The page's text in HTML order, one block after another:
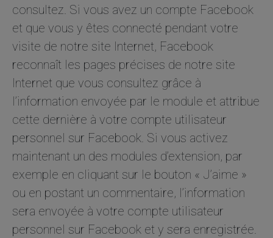
consultez. Si vous avez un compte Facebook
et que vous y êtes connecté pendant votre
visite de notre site Internet, Facebook
reconnaît les pages précises de notre site
Internet que vous consultez grâce à
l’information envoyée par le module et attribue
cette dernière à votre compte utilisateur
personnel sur Facebook. Si vous activez
maintenant un des modules d’extension, par
exemple en cliquant sur le bouton « J’aime »
ou en postant un commentaire, l’information
sera envoyée à votre compte utilisateur
personnel sur Facebook et y sera enregistrée.